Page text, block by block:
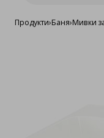
Продукти›Баня›Мивки